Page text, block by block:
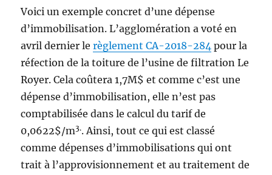
Voici un exemple concret d’une dépense
d’immobilisation. L’agglomération a voté en
avril dernier lerèglement CA-2018-284 pour la
réfection de la toiture de l’usine de filtration Le
Royer. Cela coûtera 1,7M$ et comme c’est une
dépense d’immobilisation, elle n’est pas
comptabilisée dans le calcul du tarif de
0,0622$/m3.. Ainsi, tout ce qui est classé
comme dépenses d’immobilisations qui ont
trait à l’approvisionnement et au traitement de